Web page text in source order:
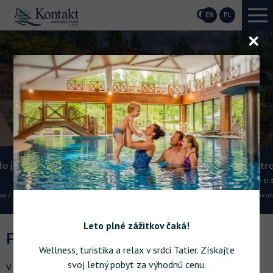
EN PL
Elektronabíjačka
Nabite si svoj elektromobil priamo na
PITNÁ VODA
V celom hoteli je vodovod s distribúciou pitnej vody.
Leto plné zážitkov čaká!
Wellness, turistika a relax v srdci Tatier. Získajte
svoj letný pobyt za výhodnú cenu.